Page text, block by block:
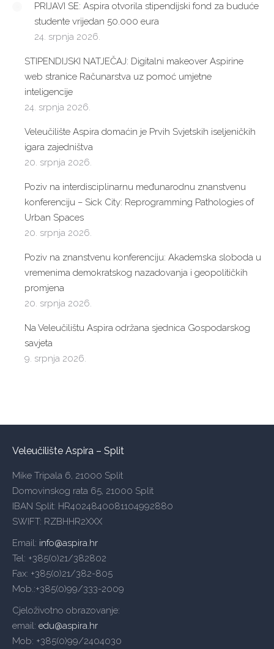
PRIJAVI SE: Aspira otvorila stipendijski fond za buduće
studente vrijedan 50.000 eura
24. srpnja 2026.
STIPENDIJSKI NATJEČAJ: Digitalni makeover Aspirine
web stranice Računarstva uz pomoć umjetne
inteligencije
24. srpnja 2026.
Veleučilište Aspira domaćin je Prvih Svjetskih iseljeničkih
igara zajedništva
20. srpnja 2026.
Poziv na interdisciplinarnu međunarodnu znanstvenu
konferenciju – Sick City: Reprogramming Pathologies of
Urban Spaces
20. srpnja 2026.
Poziv na znanstvenu konferenciju: Akademska sloboda u
vremenima demokratskog nazadovanja i geopolitičkih
promjena
20. srpnja 2026.
Na Veleučilištu Aspira održana sjednica Gospodarskog
savjeta
9. srpnja 2026.
Veleučilište Aspira – Split
Mike Tripala 6, 21000 Split
Domovinskog rata 65, 21000 Split
IBAN Split: HR4024840081104992880
SWIFT: RZBHHR2XXX
Email: info@aspira.hr
Tel: +385(0)21/382802
Fax: +385(0)21/382-805
Mob.:+385(0)99/333-2009
Cjeloživotno obrazovanje:
email: edu@aspira.hr
Mob: +385(0)99/2404030